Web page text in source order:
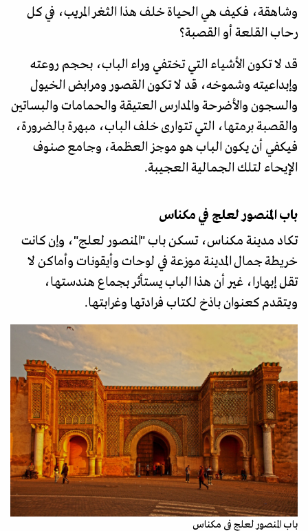
وشاهقة، فكيف هي الحياة خلف هذا الثغر المريب، في كل
رحاب القلعة أو القصبة؟
قد لا تكون الأشياء التي تختفي وراء الباب، بحجم روعته
وإبداعيته وشموخه، قد لا تكون القصور ومرابض الخيول
والسجون والأضرحة والمدارس العتيقة والحمامات والبساتين
والقصبة برمتها، التي تتوارى خلف الباب، مبهرة بالضرورة،
فيكفي أن يكون الباب هو موجز العظمة، وجامع صنوف
الإيحاء لتلك الجمالية العجيبة.
باب المنصور لعلج في مكناس
تكاد مدينة مكناس، تسكن باب "المنصور لعلج"، وإن كانت
خريطة جمال المدينة موزعة في لوحات وأيقونات وأماكن لا
تقل إبهارا، غير أن هذا الباب يستأثر بجماع هندستها،
ويتقدم كعنوان باذخ لكتاب فرادتها وغرابتها.
باب المنصور لعلج في مكناس